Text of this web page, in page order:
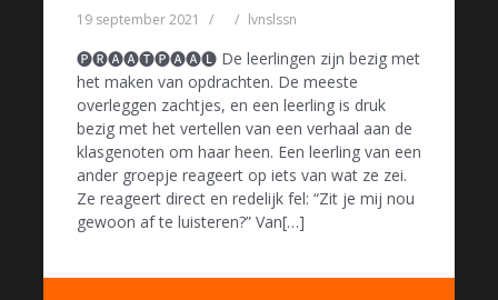
19 september 2021 lvnslssn
🅟🅡🅐🅐🅣🅟🅐🅐🅛 De leerlingen zijn bezig met
het maken van opdrachten. De meeste
overleggen zachtjes, en een leerling is druk
bezig met het vertellen van een verhaal aan de
klasgenoten om haar heen. Een leerling van een
ander groepje reageert op iets van wat ze zei.
Ze reageert direct en redelijk fel: “Zit je mij nou
gewoon af te luisteren?” Van[…]